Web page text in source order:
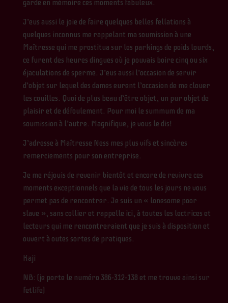
garde en mémoire ces moments fabuleux.
J’eus aussi le joie de faire quelques belles fellations à
quelques inconnus me rappelant ma soumission à une
Maîtresse qui me prostitua sur les parkings de poids lourds,
ce furent des heures dingues où je pouvais boire cinq ou six
éjaculations de sperme. J’eus aussi l’occasion de servir
d’objet sur lequel des dames eurent l’occasion de me clouer
les couilles. Quoi de plus beau d’être objet, un pur objet de
plaisir et de défoulement. Pour moi le summum de ma
soumission à l’autre. Magnifique, je vous le dis!
J’adresse à Maîtresse Ness mes plus vifs et sincères
remerciements pour son entreprise.
Je me réjouis de revenir bientôt et encore de revivre ces
moments exceptionnels que la vie de tous les jours ne vous
permet pas de rencontrer. Je suis un « lonesome poor
slave », sans collier et rappelle ici, à toutes les lectrices et
lecteurs qui me rencontreraient que je suis à disposition et
ouvert à outes sortes de pratiques.
Kaji
NB: (je porte le numéro 386-312-138 et me trouve ainsi sur
fetlife)